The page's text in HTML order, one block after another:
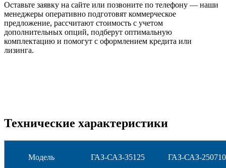
Оставьте заявку на сайте или позвоните по телефону — наши
менеджеры оперативно подготовят коммерческое
предложение, рассчитают стоимость с учетом
дополнительных опций, подберут оптимальную
комплектацию и помогут с оформлением кредита или
лизинга.
Технические характеристики
Модель ГАЗ-САЗ-35125 ГАЗ-САЗ-250710